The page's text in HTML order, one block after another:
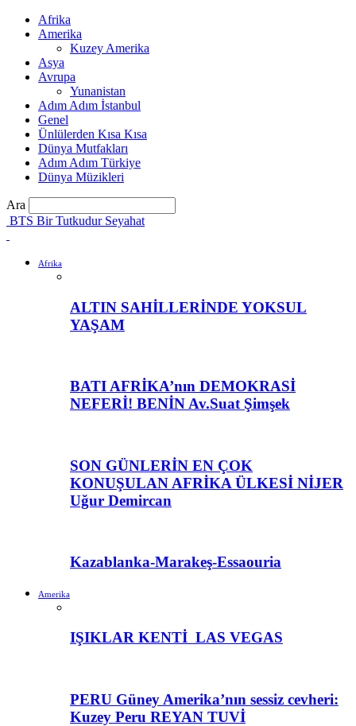
Afrika
Amerika
Kuzey Amerika
Asya
Avrupa
Yunanistan
Adım Adım İstanbul
Genel
Ünlülerden Kısa Kısa
Dünya Mutfakları
Adım Adım Türkiye
Dünya Müzikleri
Ara
BTS Bir Tutkudur Seyahat
Afrika
ALTIN SAHİLLERİNDE YOKSUL
YAŞAM
BATI AFRİKA’nın DEMOKRASİ
NEFERİ! BENİN Av.Suat Şimşek
SON GÜNLERİN EN ÇOK
KONUŞULAN AFRİKA ÜLKESİ NİJER
Uğur Demircan
Kazablanka-Marakeş-Essaouria
Amerika
IŞIKLAR KENTİ LAS VEGAS
PERU Güney Amerika’nın sessiz cevheri:
Kuzey Peru REYAN TUVİ